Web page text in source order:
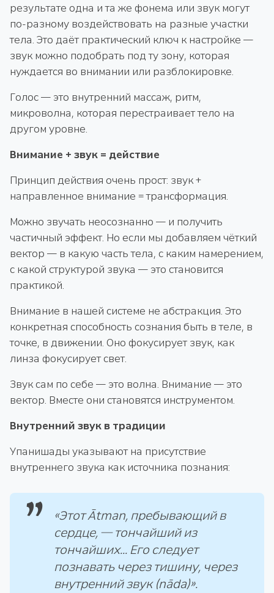
результате одна и та же фонема или звук могут
по-разному воздействовать на разные участки
тела. Это даёт практический ключ к настройке —
звук можно подобрать под ту зону, которая
нуждается во внимании или разблокировке.
Голос — это внутренний массаж, ритм,
микроволна, которая перестраивает тело на
другом уровне.
Внимание + звук = действие
Принцип действия очень прост: звук +
направленное внимание = трансформация.
Можно звучать неосознанно — и получить
частичный эффект. Но если мы добавляем чёткий
вектор — в какую часть тела, с каким намерением,
с какой структурой звука — это становится
практикой.
Внимание в нашей системе не абстракция. Это
конкретная способность сознания быть в теле, в
точке, в движении. Оно фокусирует звук, как
линза фокусирует свет.
Звук сам по себе — это волна. Внимание — это
вектор. Вместе они становятся инструментом.
Внутренний звук в традиции
Упанишады указывают на присутствие
внутреннего звука как источника познания:
«Этот Ātman, пребывающий в
сердце, — тончайший из
тончайших... Его следует
познавать через тишину, через
внутренний звук (nāda)».